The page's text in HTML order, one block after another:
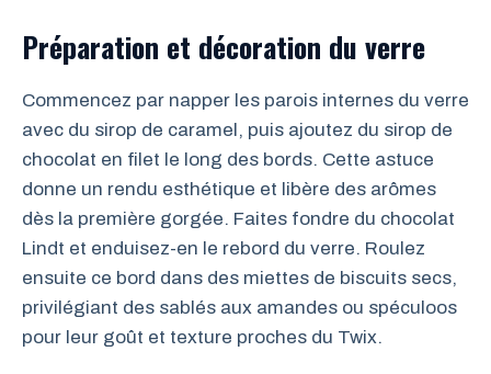
Préparation et décoration du verre
Commencez par napper les parois internes du verre
avec du sirop de caramel, puis ajoutez du sirop de
chocolat en filet le long des bords. Cette astuce
donne un rendu esthétique et libère des arômes
dès la première gorgée. Faites fondre du chocolat
Lindt et enduisez-en le rebord du verre. Roulez
ensuite ce bord dans des miettes de biscuits secs,
privilégiant des sablés aux amandes ou spéculoos
pour leur goût et texture proches du Twix.